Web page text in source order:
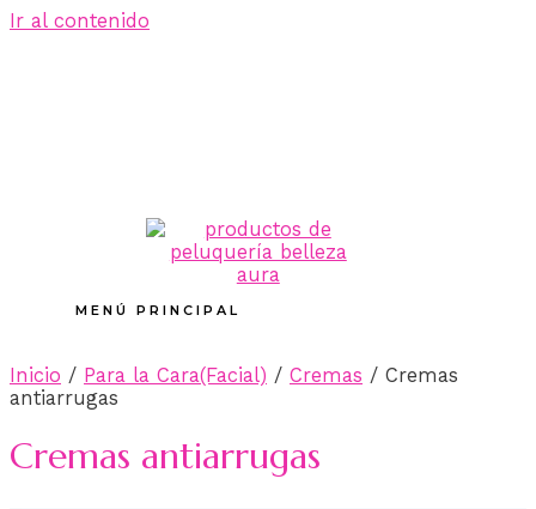
Ir al contenido
MENÚ PRINCIPAL
Inicio / Para la Cara(Facial) / Cremas / Cremas
antiarrugas
Cremas antiarrugas